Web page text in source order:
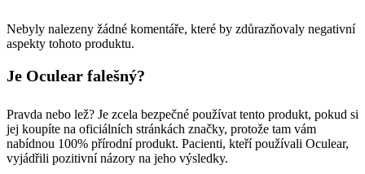
Nebyly nalezeny žádné komentáře, které by zdůrazňovaly negativní
aspekty tohoto produktu.
Je Oculear falešný?
Pravda nebo lež? Je zcela bezpečné používat tento produkt, pokud si
jej koupíte na oficiálních stránkách značky, protože tam vám
nabídnou 100% přírodní produkt. Pacienti, kteří používali Oculear,
vyjádřili pozitivní názory na jeho výsledky.